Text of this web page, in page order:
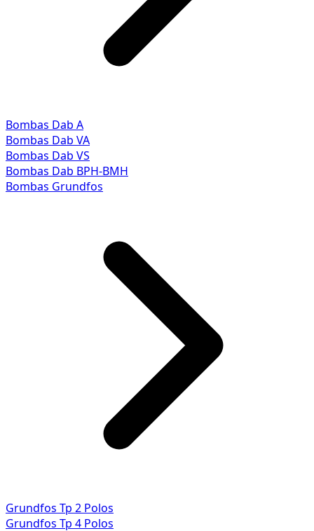
Bombas Dab A
Bombas Dab VA
Bombas Dab VS
Bombas Dab BPH-BMH
Bombas Grundfos
Grundfos Tp 2 Polos
Grundfos Tp 4 Polos